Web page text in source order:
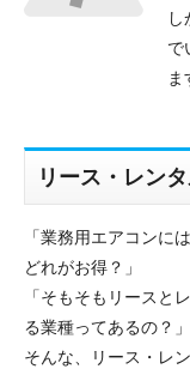
で
ま
リース・レン
「業務用エアコンに
どれがお得？」
「そもそもリースと
る業種ってあるの？」
そんな、リース・レ